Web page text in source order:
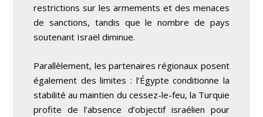
restrictions sur les armements et des menaces
de sanctions, tandis que le nombre de pays
soutenant Israël diminue.
Parallèlement, les partenaires régionaux posent
également des limites : l’Égypte conditionne la
stabilité au maintien du cessez-le-feu, la Turquie
profite de l’absence d’objectif israélien pour